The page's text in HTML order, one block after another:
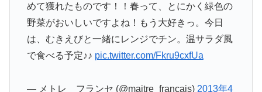
めて獲れたものです！！春って、とにかく緑色の
野菜がおいしいですよね！もう大好きっ。今日
は、むきえびと一緒にレンジでチン。温サラダ風
で食べる予定♪♪ pic.twitter.com/Fkru9cxfUa
— メトレ フランセ (@maitre_francais) 2013年4